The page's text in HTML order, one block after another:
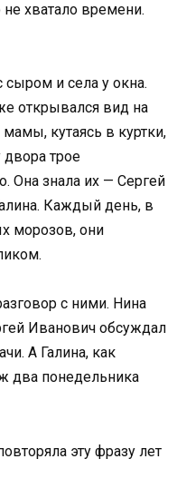
хватало времени.
сыром и села у окна.
открывался вид на
кутаясь в куртки,
трое
Она знала их — Сергей
Каждый день, в
морозов, они
с ними. Нина
Иванович обсуждал
А Галина, как
два понедельника
эту фразу лет